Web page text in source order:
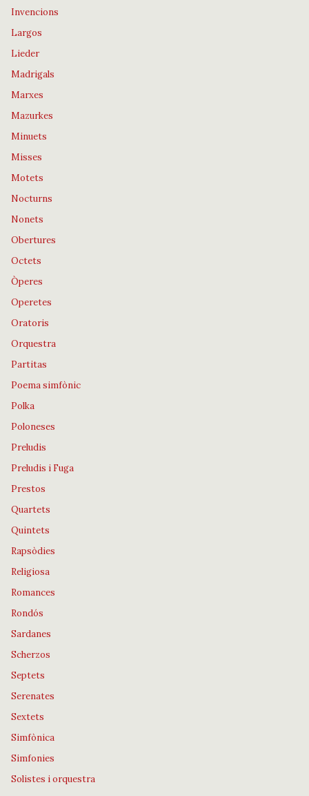
Invencions
Largos
Lieder
Madrigals
Marxes
Mazurkes
Minuets
Misses
Motets
Nocturns
Nonets
Obertures
Octets
Òperes
Operetes
Oratoris
Orquestra
Partitas
Poema simfònic
Polka
Poloneses
Preludis
Preludis i Fuga
Prestos
Quartets
Quintets
Rapsòdies
Religiosa
Romances
Rondós
Sardanes
Scherzos
Septets
Serenates
Sextets
Simfònica
Simfonies
Solistes i orquestra